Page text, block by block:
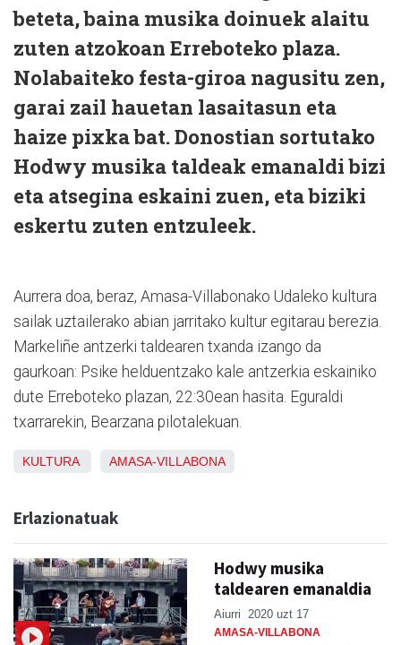
beteta, baina musika doinuek alaitu
zuten atzokoan Erreboteko plaza.
Nolabaiteko festa-giroa nagusitu zen,
garai zail hauetan lasaitasun eta
haize pixka bat. Donostian sortutako
Hodwy musika taldeak emanaldi bizi
eta atsegina eskaini zuen, eta biziki
eskertu zuten entzuleek.
Aurrera doa, beraz, Amasa-Villabonako Udaleko kultura
sailak uztailerako abian jarritako kultur egitarau berezia.
Markeliñe antzerki taldearen txanda izango da
gaurkoan: Psike helduentzako kale antzerkia eskainiko
dute Erreboteko plazan, 22:30ean hasita. Eguraldi
txarrarekin, Bearzana pilotalekuan.
KULTURA AMASA-VILLABONA
Erlazionatuak
Hodwy musika
taldearen emanaldia
Aiurri 2020 uzt 17
AMASA-VILLABONA